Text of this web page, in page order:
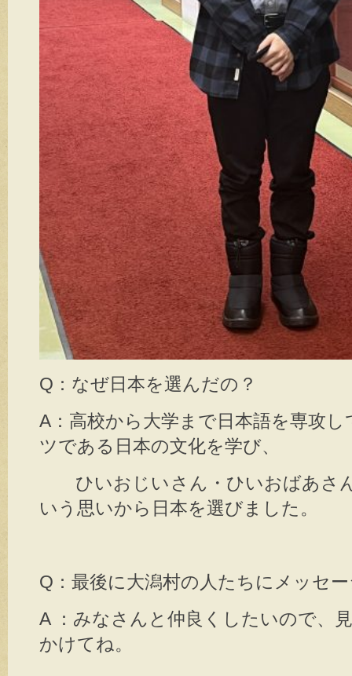
Q：なぜ日本を選んだの？
A：高校から大学まで日本語を専攻
ツである日本の文化を学び、
ひいおじいさん・ひいおばあさ
いう思いから日本を選びました。
Q：最後に大潟村の人たちにメッセ
A ：みなさんと仲良くしたいので、
かけてね。